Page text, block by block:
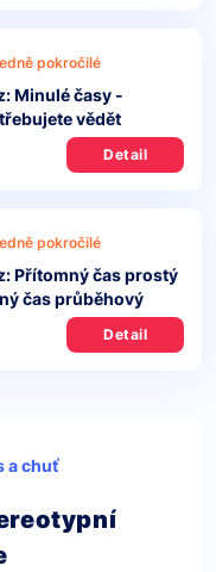
pokročilé
Minulé časy -
vědět
Detail
pokročilé
Přítomný čas prostý
čas průběhový
Detail
a chuť